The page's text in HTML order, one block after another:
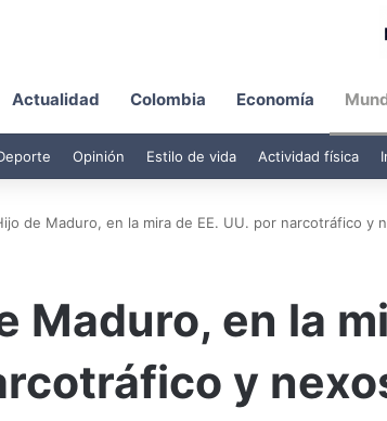
Actualidad Colombia Economía
Opinión Estilo de vida Actividad física
de Maduro, en la mira de EE. UU. por narcotráfico y
Maduro, en la
y